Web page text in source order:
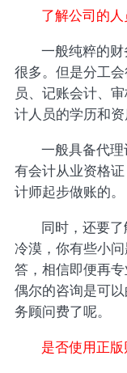
了解公司的
一般纯粹的
很多。但是分工
员、记账会计、
计人员的学历和资
一般具备代
有会计从业资格
计师起步做账的。
同时，还要
冷漠，你有些小
答，相信即便再
偶尔的咨询是可
务顾问费了呢。
是否使用正